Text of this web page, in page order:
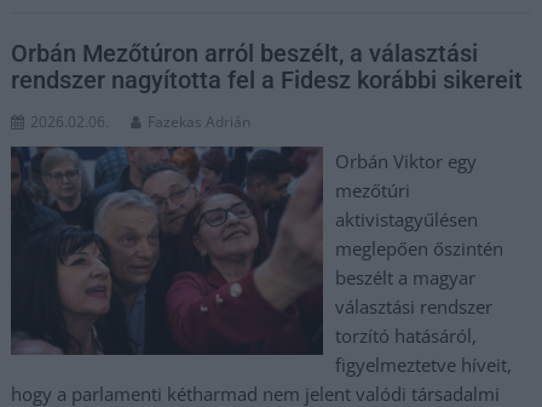
Orbán Mezőtúron arról beszélt, a választási
rendszer nagyította fel a Fidesz korábbi sikereit
2026.02.06. Fazekas Adrián
Orbán Viktor egy
mezőtúri
aktivistagyűlésen
meglepően őszintén
beszélt a magyar
választási rendszer
torzító hatásáról,
figyelmeztetve híveit,
hogy a parlamenti kétharmad nem jelent valódi társadalmi